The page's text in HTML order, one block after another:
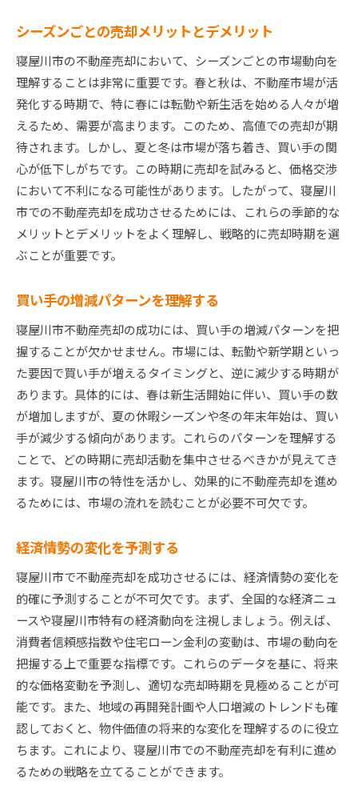
シーズンごとの売却メリットとデメリット
寝屋川市の不動産売却において、シーズンごとの市場動向を
理解することは非常に重要です。春と秋は、不動産市場が活
発化する時期で、特に春には転勤や新生活を始める人々が増
えるため、需要が高まります。このため、高値での売却が期
待されます。しかし、夏と冬は市場が落ち着き、買い手の関
心が低下しがちです。この時期に売却を試みると、価格交渉
において不利になる可能性があります。したがって、寝屋川
市での不動産売却を成功させるためには、これらの季節的な
メリットとデメリットをよく理解し、戦略的に売却時期を選
ぶことが重要です。
買い手の増減パターンを理解する
寝屋川市不動産売却の成功には、買い手の増減パターンを把
握することが欠かせません。市場には、転勤や新学期といっ
た要因で買い手が増えるタイミングと、逆に減少する時期が
あります。具体的には、春は新生活開始に伴い、買い手の数
が増加しますが、夏の休暇シーズンや冬の年末年始は、買い
手が減少する傾向があります。これらのパターンを理解する
ことで、どの時期に売却活動を集中させるべきかが見えてき
ます。寝屋川市の特性を活かし、効果的に不動産売却を進め
るためには、市場の流れを読むことが必要不可欠です。
経済情勢の変化を予測する
寝屋川市で不動産売却を成功させるには、経済情勢の変化を
的確に予測することが不可欠です。まず、全国的な経済ニュ
ースや寝屋川市特有の経済動向を注視しましょう。例えば、
消費者信頼感指数や住宅ローン金利の変動は、市場の動向を
把握する上で重要な指標です。これらのデータを基に、将来
的な価格変動を予測し、適切な売却時期を見極めることが可
能です。また、地域の再開発計画や人口増減のトレンドも確
認しておくと、物件価値の将来的な変化を理解するのに役立
ちます。これにより、寝屋川市での不動産売却を有利に進め
るための戦略を立てることができます。